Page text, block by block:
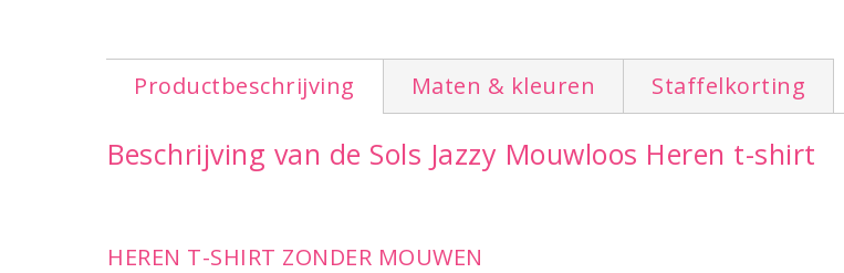
Productbeschrijving Maten & kleuren Staffelkorting
Beschrijving van de Sols Jazzy Mouwloos Heren t-shirt
HEREN T-SHIRT ZONDER MOUWEN